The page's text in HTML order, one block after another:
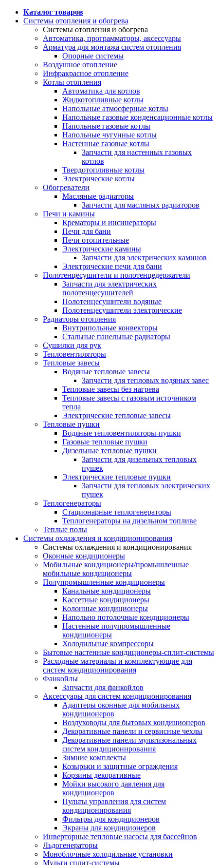
Каталог товаров
Системы отопления и обогрева
Системы отопления и обогрева
Автоматика, программаторы, аксессуары
Арматура для монтажа систем отопления
Опорные системы
Воздушное отопление
Инфракрасное отопление
Котлы отопления
Автоматика для котлов
Жидкотопливные котлы
Напольные атмосферные котлы
Напольные газовые конденсационные котлы
Напольные газовые котлы
Напольные чугунные котлы
Настенные газовые котлы
Запчасти для настенных газовых
котлов
Твердотопливные котлы
Электрические котлы
Обогреватели
Масляные радиаторы
Запчасти для масляных радиаторов
Печи и камины
Крематоры и инсинераторы
Печи для бани
Печи отопительные
Электрические камины
Запчасти для электрических каминов
Электрические печи для бани
Полотенцесушители и полотенцедержатели
Запчасти для электрических
полотенцесушителей
Полотенцесушители водяные
Полотенцесушители электрические
Радиаторы отопления
Внутрипольные конвекторы
Стальные панельные радиаторы
Сушилки для рук
Тепловентиляторы
Тепловые завесы
Водяные тепловые завесы
Запчасти для тепловых водяных завес
Тепловые завесы без нагрева
Тепловые завесы с газовым источником
тепла
Электрические тепловые завесы
Тепловые пушки
Водяные тепловентиляторы-пушки
Газовые тепловые пушки
Дизельные тепловые пушки
Запчасти для дизельных тепловых
пушек
Электрические тепловые пушки
Запчасти для тепловых электрических
пушек
Теплогенераторы
Cтационарные теплогенераторы
Теплогенераторы на дизельном топливе
Теплые полы
Системы охлаждения и кондиционирования
Системы охлаждения и кондиционирования
Оконные кондиционеры
Мобильные кондиционеры/промышленные
мобильные кондиционеры
Полупромышленные кондиционеры
Канальные кондиционеры
Кассетные кондиционеры
Колонные кондиционеры
Напольно потолочные кондиционеры
Настенные полупромышленные
кондиционеры
Холодильные компрессоры
Бытовые настенные кондиционеры-сплит-системы
Расходные материалы и комплектующие для
систем кондиционирования
Фанкойлы
Запчасти для фанкойлов
Аксессуары для систем кондиционирования
Адаптеры оконные для мобильных
кондиционеров
Воздуховоды для бытовых кондиционеров
Декоративные панели и сервисные чехлы
Декоративные панели мультизональных
систем кондиционирования
Зимние комплекты
Козырьки и защитные ограждения
Корзины декоративные
Мойки высокого давления для
кондиционеров
Пульты управления для систем
кондиционирования
Фильтры для кондиционеров
Экраны для кондиционеров
Инверторные тепловые насосы для бассейнов
Льдогенераторы
Моноблочные холодильные установки
Мульти сплит-системы